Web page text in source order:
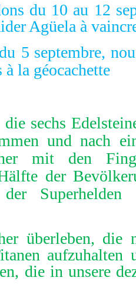
du 10 au 12
Agüela à
5 septembre,
la géocachette
sechs
und nach
mit den
älfte der Bevö
überleben, die
aufzuhalten
die in unsere